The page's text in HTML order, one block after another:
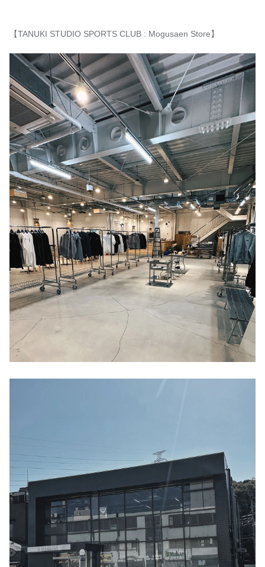
【TANUKI STUDIO SPORTS CLUB : Mogusaen Store】